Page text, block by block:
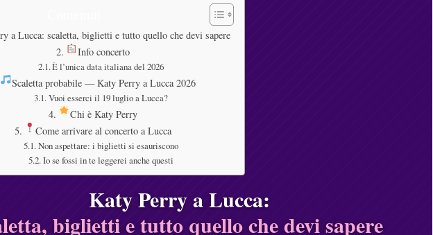
a Lucca: scaletta, biglietti e tutto quello che devi sapere
Info concerto
È l’unica data italiana del 2026
Scaletta probabile — Katy Perry a Lucca 2026
Vuoi esserci il 19 luglio a Lucca?
Chi è Katy Perry
Come arrivare al concerto a Lucca
Non aspettare: i biglietti si esauriscono
Io se fossi in te leggerei anche questi
Katy Perry a Lucca:
biglietti e tutto quello che devi sapere